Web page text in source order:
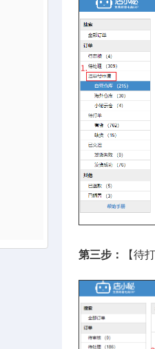
第三步： 【待